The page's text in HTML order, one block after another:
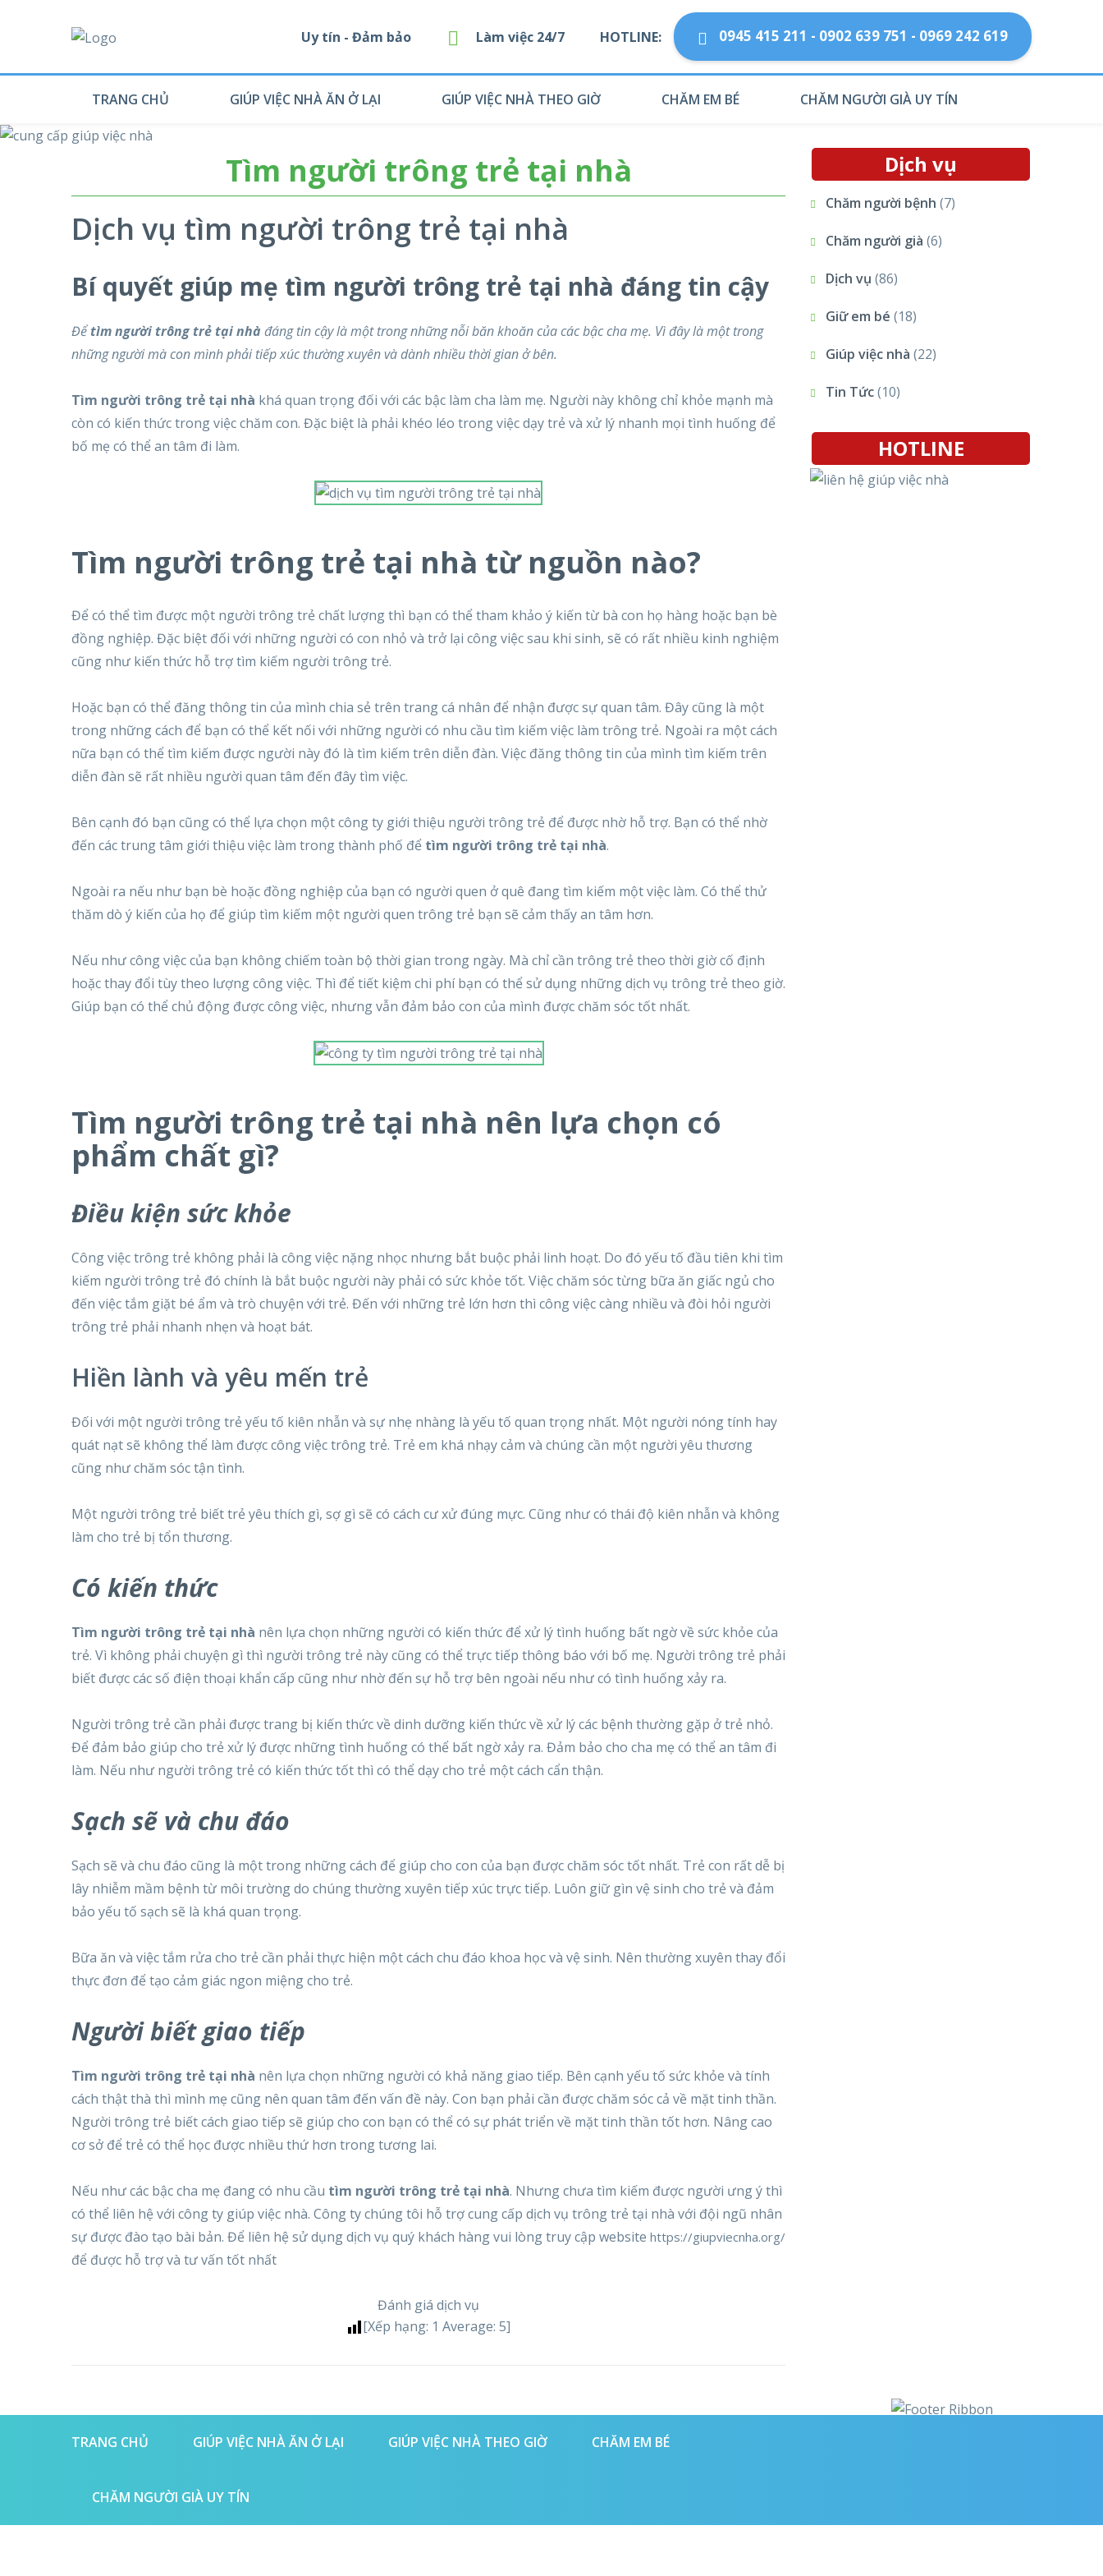
Uy tín - Đảm bảo Làm việc 24/7 HOTLINE: 0945 415 211 - 0902 639 751 - 0969 242 619
TRANG CHỦ GIÚP VIỆC NHÀ ĂN Ở LẠI GIÚP VIỆC NHÀ THEO GIỜ CHĂM EM BÉ CHĂM NGƯỜI GIÀ UY TÍN
Tìm người trông trẻ tại nhà
Dịch vụ tìm người trông trẻ tại nhà
Bí quyết giúp mẹ tìm người trông trẻ tại nhà đáng tin cậy
Đểtìm người trông trẻ tại nhà đáng tin cậy là một trong những nỗi băn khoăn của các bậc cha mẹ. Vì đây là một trong
những người mà con mình phải tiếp xúc thường xuyên và dành nhiều thời gian ở bên.
Tìm người trông trẻ tại nhà khá quan trọng đối với các bậc làm cha làm mẹ. Người này không chỉ khỏe mạnh mà
còn có kiến thức trong việc chăm con. Đặc biệt là phải khéo léo trong việc dạy trẻ và xử lý nhanh mọi tình huống để
bố mẹ có thể an tâm đi làm.
Tìm người trông trẻ tại nhà từ nguồn nào?
Để có thể tìm được một người trông trẻ chất lượng thì bạn có thể tham khảo ý kiến từ bà con họ hàng hoặc bạn bè
đồng nghiệp. Đặc biệt đối với những người có con nhỏ và trở lại công việc sau khi sinh, sẽ có rất nhiều kinh nghiệm
cũng như kiến thức hỗ trợ tìm kiếm người trông trẻ.
Hoặc bạn có thể đăng thông tin của mình chia sẻ trên trang cá nhân để nhận được sự quan tâm. Đây cũng là một
trong những cách để bạn có thể kết nối với những người có nhu cầu tìm kiếm việc làm trông trẻ. Ngoài ra một cách
nữa bạn có thể tìm kiếm được người này đó là tìm kiếm trên diễn đàn. Việc đăng thông tin của mình tìm kiếm trên
diễn đàn sẽ rất nhiều người quan tâm đến đây tìm việc.
Bên cạnh đó bạn cũng có thể lựa chọn một công ty giới thiệu người trông trẻ để được nhờ hỗ trợ. Bạn có thể nhờ
đến các trung tâm giới thiệu việc làm trong thành phố để tìm người trông trẻ tại nhà.
Ngoài ra nếu như bạn bè hoặc đồng nghiệp của bạn có người quen ở quê đang tìm kiếm một việc làm. Có thể thử
thăm dò ý kiến của họ để giúp tìm kiếm một người quen trông trẻ bạn sẽ cảm thấy an tâm hơn.
Nếu như công việc của bạn không chiếm toàn bộ thời gian trong ngày. Mà chỉ cần trông trẻ theo thời giờ cố định
hoặc thay đổi tùy theo lượng công việc. Thì để tiết kiệm chi phí bạn có thể sử dụng những dịch vụ trông trẻ theo giờ.
Giúp bạn có thể chủ động được công việc, nhưng vẫn đảm bảo con của mình được chăm sóc tốt nhất.
Tìm người trông trẻ tại nhà nên lựa chọn có
phẩm chất gì?
Điều kiện sức khỏe
Công việc trông trẻ không phải là công việc nặng nhọc nhưng bắt buộc phải linh hoạt. Do đó yếu tố đầu tiên khi tìm
kiếm người trông trẻ đó chính là bắt buộc người này phải có sức khỏe tốt. Việc chăm sóc từng bữa ăn giấc ngủ cho
đến việc tắm giặt bé ẩm và trò chuyện với trẻ. Đến với những trẻ lớn hơn thì công việc càng nhiều và đòi hỏi người
trông trẻ phải nhanh nhẹn và hoạt bát.
Hiền lành và yêu mến trẻ
Đối với một người trông trẻ yếu tố kiên nhẫn và sự nhẹ nhàng là yếu tố quan trọng nhất. Một người nóng tính hay
quát nạt sẽ không thể làm được công việc trông trẻ. Trẻ em khá nhạy cảm và chúng cần một người yêu thương
cũng như chăm sóc tận tình.
Một người trông trẻ biết trẻ yêu thích gì, sợ gì sẽ có cách cư xử đúng mực. Cũng như có thái độ kiên nhẫn và không
làm cho trẻ bị tổn thương.
Có kiến thức
Tìm người trông trẻ tại nhà nên lựa chọn những người có kiến thức để xử lý tình huống bất ngờ về sức khỏe của
trẻ. Vì không phải chuyện gì thì người trông trẻ này cũng có thể trực tiếp thông báo với bố mẹ. Người trông trẻ phải
biết được các số điện thoại khẩn cấp cũng như nhờ đến sự hỗ trợ bên ngoài nếu như có tình huống xảy ra.
Người trông trẻ cần phải được trang bị kiến thức về dinh dưỡng kiến thức về xử lý các bệnh thường gặp ở trẻ nhỏ.
Để đảm bảo giúp cho trẻ xử lý được những tình huống có thể bất ngờ xảy ra. Đảm bảo cho cha mẹ có thể an tâm đi
làm. Nếu như người trông trẻ có kiến thức tốt thì có thể dạy cho trẻ một cách cẩn thận.
Sạch sẽ và chu đáo
Sạch sẽ và chu đáo cũng là một trong những cách để giúp cho con của bạn được chăm sóc tốt nhất. Trẻ con rất dễ bị
lây nhiễm mầm bệnh từ môi trường do chúng thường xuyên tiếp xúc trực tiếp. Luôn giữ gìn vệ sinh cho trẻ và đảm
bảo yếu tố sạch sẽ là khá quan trọng.
Bữa ăn và việc tắm rửa cho trẻ cần phải thực hiện một cách chu đáo khoa học và vệ sinh. Nên thường xuyên thay đổi
thực đơn để tạo cảm giác ngon miệng cho trẻ.
Người biết giao tiếp
Tìm người trông trẻ tại nhà nên lựa chọn những người có khả năng giao tiếp. Bên cạnh yếu tố sức khỏe và tính
cách thật thà thì mình mẹ cũng nên quan tâm đến vấn đề này. Con bạn phải cần được chăm sóc cả về mặt tinh thần.
Người trông trẻ biết cách giao tiếp sẽ giúp cho con bạn có thể có sự phát triển về mặt tinh thần tốt hơn. Nâng cao
cơ sở để trẻ có thể học được nhiều thứ hơn trong tương lai.
Nếu như các bậc cha mẹ đang có nhu cầu tìm người trông trẻ tại nhà. Nhưng chưa tìm kiếm được người ưng ý thì
có thể liên hệ với công ty giúp việc nhà. Công ty chúng tôi hỗ trợ cung cấp dịch vụ trông trẻ tại nhà với đội ngũ nhân
sự được đào tạo bài bản. Để liên hệ sử dụng dịch vụ quý khách hàng vui lòng truy cập website https://giupviecnha.org/
để được hỗ trợ và tư vấn tốt nhất
Đánh giá dịch vụ
[Xếp hạng: 1 Average: 5]
Dịch vụ
Chăm người bệnh (7)
Chăm người già (6)
Dịch vụ (86)
Giữ em bé (18)
Giúp việc nhà (22)
Tin Tức(10)
HOTLINE
TRANG CHỦ GIÚP VIỆC NHÀ ĂN Ở LẠI GIÚP VIỆC NHÀ THEO GIỜ CHĂM EM BÉ
CHĂM NGƯỜI GIÀ UY TÍN